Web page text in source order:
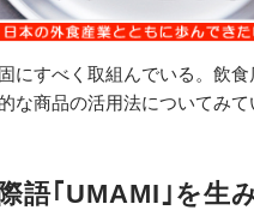
にすべく取組んでいる。飲
な商品の活用法についてみて
語｢UMAMI｣を生